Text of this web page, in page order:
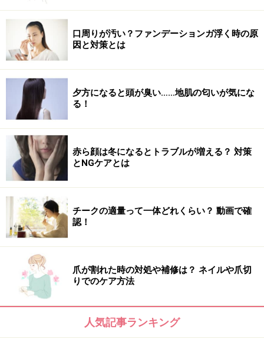
横でねじって留めます。左右の毛を土台の中心の近くで
留めると後でピンが隠れてすっきり見えますよ。
■逆毛を立てる
下に向かってとかすように逆毛を作ります。また、指で
ほぐしたりします。少ない毛束を丁寧にほぐしてあげる
カチューシャをつける
口周りが汚い？ファンデーションガ浮く時の原
因と対策とは
夕方になると頭が臭い……地肌の匂いが気にな
る！
赤ら顔は冬になるとトラブルが増える？ 対策
とNGケアとは
チークの適量って一体どれくらい？ 動画で確
認！
爪が割れた時の対処や補修は？ ネイルや爪切
りでのケア方法
人気記事ランキング